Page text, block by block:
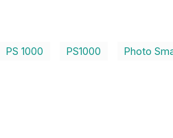
PS 1000 PS1000 Photo